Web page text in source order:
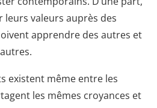
valeurs auprès des
apprendre des autres et
existent même entre les
les mêmes croyances et